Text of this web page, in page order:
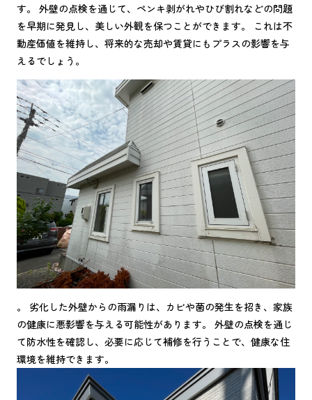
す。 外壁の点検を通じて、ペンキ剥がれやひび割れなどの問題
を早期に発見し、美しい外観を保つことができます。 これは不
動産価値を維持し、将来的な売却や賃貸にもプラスの影響を与
えるでしょう。
。 劣化した外壁からの雨漏りは、カビや菌の発生を招き、家族
の健康に悪影響を与える可能性があります。 外壁の点検を通じ
て防水性を確認し、必要に応じて補修を行うことで、健康な住
環境を維持できます。